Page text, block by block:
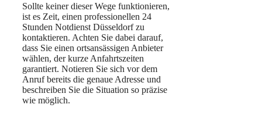
Sollte keiner dieser Wege funktionieren,
ist es Zeit, einen professionellen 24
Stunden Notdienst Düsseldorf zu
kontaktieren. Achten Sie dabei darauf,
dass Sie einen ortsansässigen Anbieter
wählen, der kurze Anfahrtszeiten
garantiert. Notieren Sie sich vor dem
Anruf bereits die genaue Adresse und
beschreiben Sie die Situation so präzise
wie möglich.